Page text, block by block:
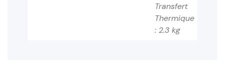
Transfert
Thermique
: 2.3 kg